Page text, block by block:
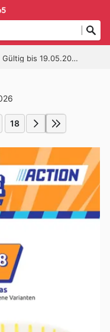
Gültig bis 19.05.2026
18